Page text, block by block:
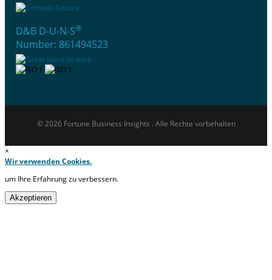
D&B D-U-N-S®
Number: 861494523
© 2026 Fortune Business Insights . Alle Rechte vorbehalten
×
Wir verwenden Cookies.
um Ihre Erfahrung zu verbessern.
Akzeptieren